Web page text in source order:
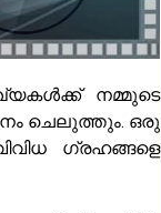
നമ്മുടെ
ചെലുത്തും. ഒരു
ഗ്രഹങ്ങളെ